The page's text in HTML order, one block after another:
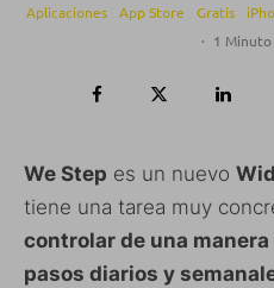
Aplicaciones
App Store Gratis
· 1
We Step es un nuevo
tiene una tarea muy
controlar de una
pasos diarios y